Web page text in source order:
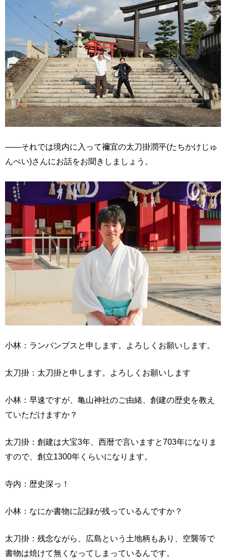
――それでは境内に入って禰宜の太刀掛潤平(たちかけじゅ
んぺい)さんにお話をお聞きしましょう。
小林：ランパンプスと申します。よろしくお願いします。
太刀掛：太刀掛と申します。よろしくお願いします
小林：早速ですが、亀山神社のご由緒、創建の歴史を教え
ていただけますか？
太刀掛：創建は大宝3年、西暦で言いますと703年になりま
すので、創立1300年くらいになります。
寺内：歴史深っ！
小林：なにか書物に記録が残っているんですか？
太刀掛：残念ながら、広島という土地柄もあり、空襲等で
書物は焼けて無くなってしまっているんです。